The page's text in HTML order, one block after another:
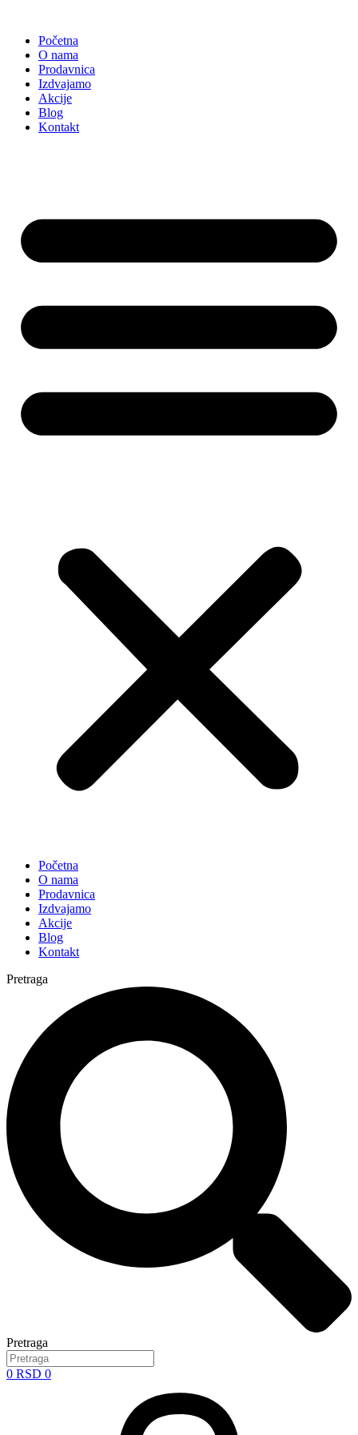
sadržajPočetna
O nama
Prodavnica
Izdvajamo
Akcije
Blog
Kontakt
Početna
O nama
Prodavnica
Izdvajamo
Akcije
Blog
Kontakt
Pretraga
Pretraga
0 RSD 0